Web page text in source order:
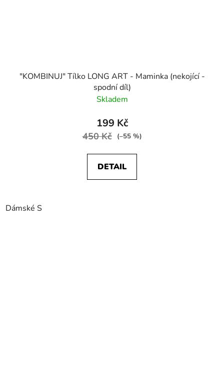
"KOMBINUJ" Tílko LONG ART - Maminka (nekojící -
spodní díl)
Skladem
199 Kč
450 Kč (–55 %)
DETAIL
Dámské S